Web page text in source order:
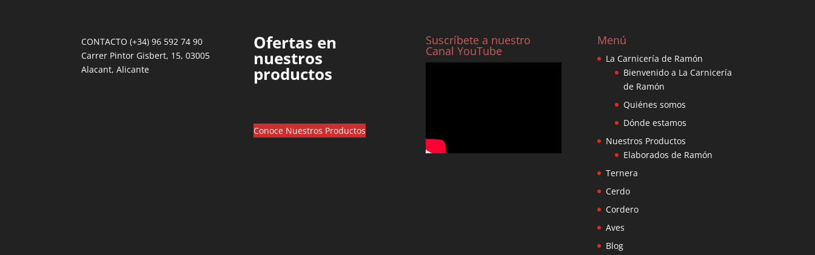
CONTACTO (+34) 96 592 74 90
Carrer Pintor Gisbert, 15, 03005
Alacant, Alicante
Ofertas en
nuestros
productos
Conoce Nuestros Productos
Suscríbete a nuestro
Canal YouTube
Menú
La Carnicería de Ramón
Bienvenido a La Carnicería
de Ramón
Quiénes somos
Dónde estamos
Nuestros Productos
Elaborados de Ramón
Ternera
Cerdo
Cordero
Aves
Blog